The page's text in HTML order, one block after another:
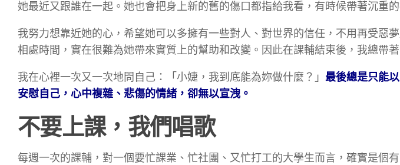
她最近又跟誰在一起。她也會把身上新的舊的傷口都指給我看，有時候帶著沉重
我努力想靠近她的心，希望她可以多擁有一些對人、對世界的信任，不用再受惡
相處時間，實在很難為她帶來實質上的幫助和改變。因此在課輔結束後，我總帶
我在心裡一次又一次地問自己：「小婕，我到底能為妳做什麼？」 最後總是只能
安慰自己，心中複雜、悲傷的情緒，卻無以宣洩。
不要上課，我們唱歌
每週一次的課輔，對一個要忙課業、忙社團、又忙打工的大學生而言，確實是個